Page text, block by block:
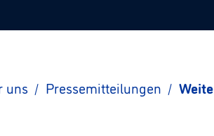
uns / Pressemitteilungen /